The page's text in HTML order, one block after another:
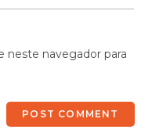
neste navegador para